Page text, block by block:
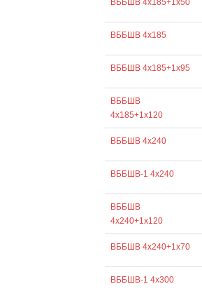
ВББШВ 4х185+1х50
ВББШВ 4х185
ВББШВ 4х185+1х95
ВББШВ
4х185+1х120
ВББШВ 4х240
ВББШВ-1 4х240
ВББШВ
4х240+1х120
ВББШВ 4х240+1х70
ВББШВ-1 4х300